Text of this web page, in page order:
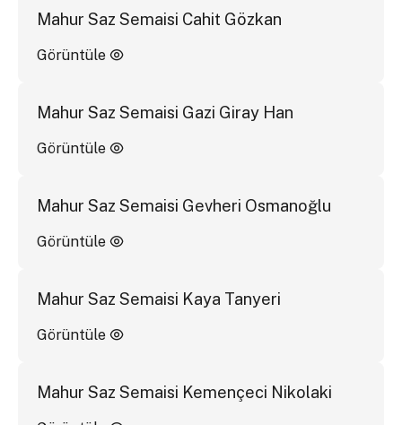
Mahur Saz Semaisi Cahit Gözkan
Görüntüle
Mahur Saz Semaisi Gazi Giray Han
Görüntüle
Mahur Saz Semaisi Gevheri Osmanoğlu
Görüntüle
Mahur Saz Semaisi Kaya Tanyeri
Görüntüle
Mahur Saz Semaisi Kemençeci Nikolaki